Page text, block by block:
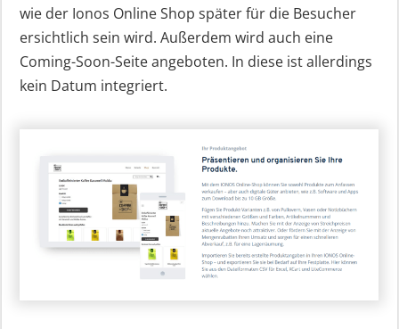
wie der Ionos Online Shop später für die Besucher
ersichtlich sein wird. Außerdem wird auch eine
Coming-Soon-Seite angeboten. In diese ist allerdings
kein Datum integriert.